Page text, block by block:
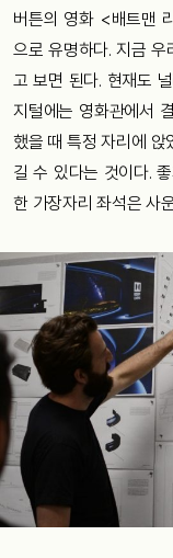
버튼의 영화<배트맨
으로 유명하다.지금 우
고 보면 된다. 현재도
지털에는 영화관에서
했을 때 특정 자리에 앉
길 수 있다는 것이다.
한 가장자리 좌석은 사